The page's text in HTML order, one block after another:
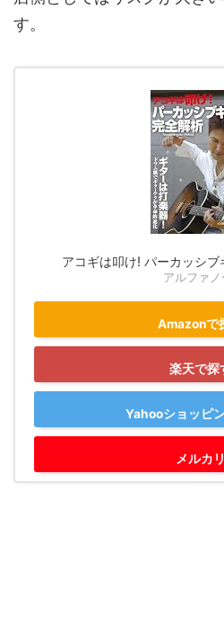
す。
アコギは叩け! パーカッシ
アルファノ
Amazonで
楽天で探
Yahooショッピ
メルカリ